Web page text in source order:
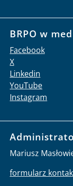
BRPO w
Facebook
X
Linkedin
YouTube
Instagram
Mariusz
formularz